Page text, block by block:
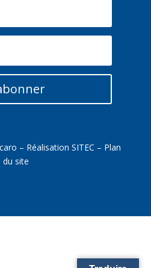
– RéalisationSITEC – Plan
du site